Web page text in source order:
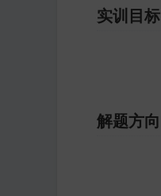
实训目标
解题方向